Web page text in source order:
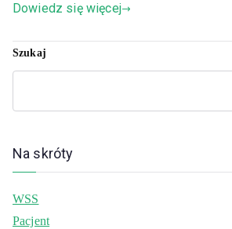
Dowiedz się więcej
Szukaj
Na skróty
WSS
Pacjent